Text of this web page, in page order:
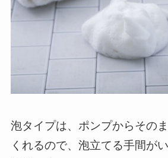
泡タイプは、ポンプからその
くれるので、泡立てる手間が